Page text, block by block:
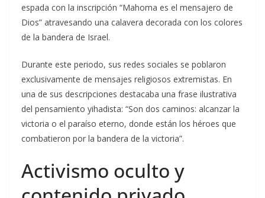
espada con la inscripción “Mahoma es el mensajero de
Dios” atravesando una calavera decorada con los colores
de la bandera de Israel.
Durante este periodo, sus redes sociales se poblaron
exclusivamente de mensajes religiosos extremistas. En
una de sus descripciones destacaba una frase ilustrativa
del pensamiento yihadista: “Son dos caminos: alcanzar la
victoria o el paraíso eterno, donde están los héroes que
combatieron por la bandera de la victoria”.
Activismo oculto y